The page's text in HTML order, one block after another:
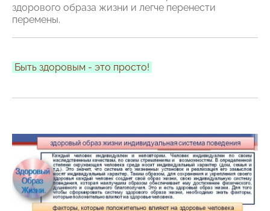
здорового образа жизни и легче перенести
перемены.
Быть здоровым - это просто!